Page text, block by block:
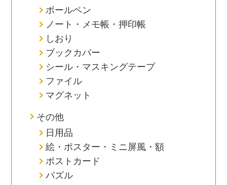
ボールペン
ノート・メモ帳・押印帳
しおり
ブックカバー
シール・マスキングテープ
ファイル
マグネット
その他
日用品
絵・ポスター・ミニ屏風・額
ポストカード
パズル